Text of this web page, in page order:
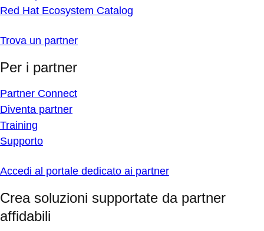
Red Hat Ecosystem Catalog
Trova un partner
Per i partner
Partner Connect
Diventa partner
Training
Supporto
Accedi al portale dedicato ai partner
Crea soluzioni supportate da partner
affidabili